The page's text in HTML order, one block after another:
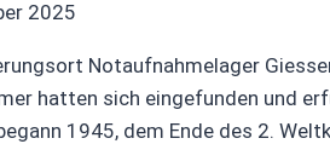
2025
Notaufnahmelager
hatten sich eingefunden und
1945, dem Ende des 2.